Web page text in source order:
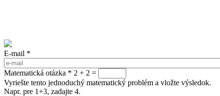
E-mail *
Matematická otázka * 2 + 2 =
Vyriešte tento jednoduchý matematický problém a vložte výsledok.
Napr. pre 1+3, zadajte 4.